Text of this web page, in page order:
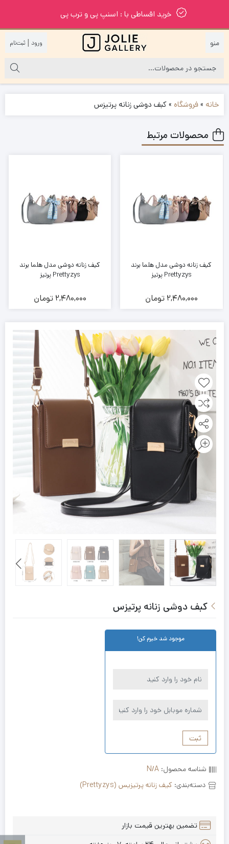
خرید اقساطی با : اسنپ پی و ترب پی
|
خانه »فروشگاه »کبف دوشی زنانه پرتیزس
محصولات مرتبط
کیف زنانه دوشی مدل هلما برند
Prettyzys پرتیز
2,480,000 تومان
کیف زنانه دوشی مدل هلما برند
Prettyzys پرتیز
2,480,000 تومان
کبف دوشی زنانه پرتیزس
موجود شد خبرم کن!
ثبت
شناسه محصول: N/A
دسته‌بندی: کیف زنانه پرتیزیس (Prettyzys)
تضمین بهترین قیمت بازار